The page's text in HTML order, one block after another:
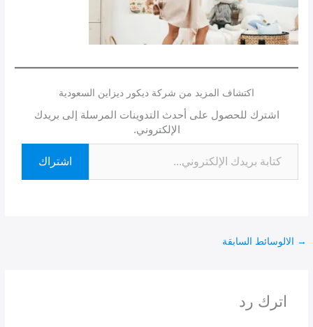
اكتشاف المزيد من شركة ديكور ديزاين السعودية
اشترك للحصول على أحدث التدوينات المرسلة إلى بريدك
الإلكتروني.
اشتراك
→ الالوسائط السابقة
اترك رد